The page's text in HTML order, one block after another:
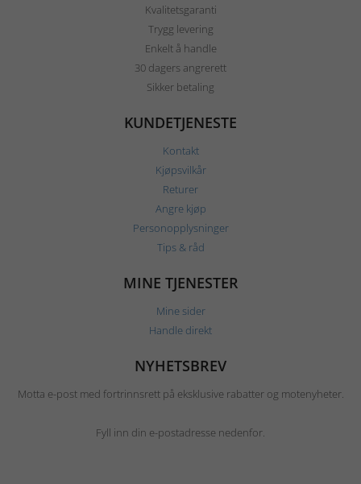
Kvalitetsgaranti
Trygg levering
Enkelt å handle
30 dagers angrerett
Sikker betaling
KUNDETJENESTE
Kontakt
Kjøpsvilkår
Returer
Angre kjøp
Personopplysninger
Tips & råd
MINE TJENESTER
Mine sider
Handle direkt
NYHETSBREV
Motta e-post med fortrinnsrett på eksklusive rabatter og motenyheter.
Fyll inn din e-postadresse nedenfor.